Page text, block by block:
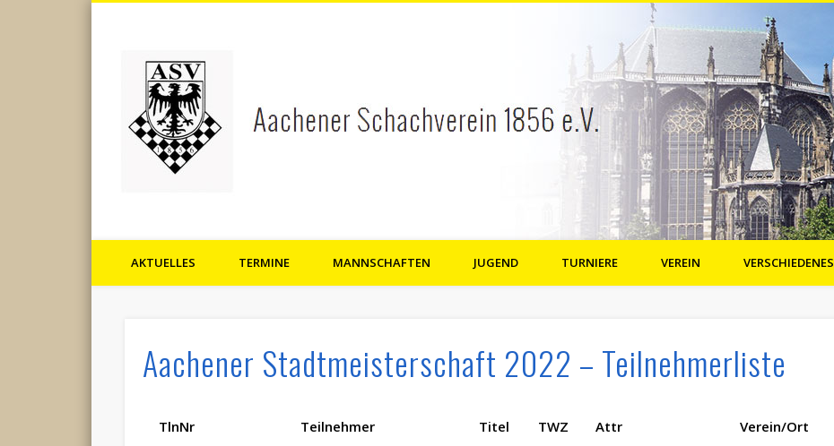
AKTUELLES TERMINE MANNSCHAFTEN JUGEND TURNIERE VEREIN VERSCHIEDENES
Aachener Stadtmeisterschaft 2022 – Teilnehmerliste
TlnNr Teilnehmer Titel TWZ Attr Verein/Ort